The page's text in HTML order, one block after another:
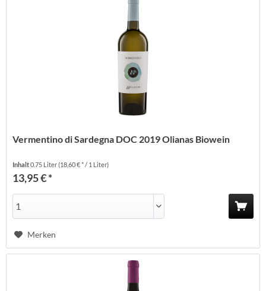
Vermentino di Sardegna DOC 2019 Olianas Biowein
Inhalt0.75 Liter(18,60 € * / 1 Liter)
13,95 € *
Merken